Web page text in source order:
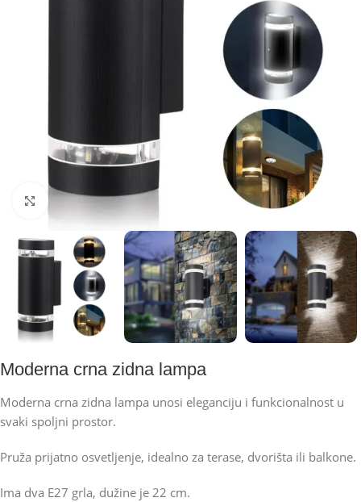
Kliknite za uvećanje
Moderna crna zidna lampa
Moderna crna zidna lampa unosi eleganciju i funkcionalnost u
svaki spoljni prostor.
Pruža prijatno osvetljenje, idealno za terase, dvorišta ili balkone.
Ima dva E27 grla, dužine je 22 cm.